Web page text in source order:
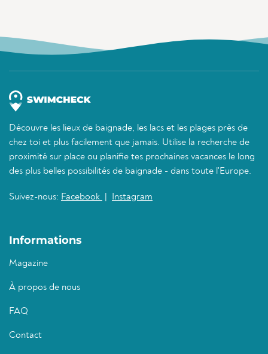
Découvre les lieux de baignade, les lacs et les plages près de
chez toi et plus facilement que jamais. Utilise la recherche de
proximité sur place ou planifie tes prochaines vacances le long
des plus belles possibilités de baignade - dans toute l'Europe.
Suivez-nous: Facebook Instagram
Informations
Magazine
À propos de nous
FAQ
Contact